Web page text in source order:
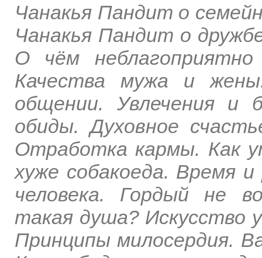
Чанакья Пандит о
Чанакья Пандит о
О чём
Качества мужа и
общении. Увлечения и
обиды. Духовное
Отработка кармы. Как
хуже собакоеда. Время
человека. Гордый не
такая душа? Искусство
Принципы милосердия.